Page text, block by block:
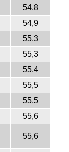
54,8
54,9
55,3
55,3
55,4
55,5
55,5
55,6
55,6